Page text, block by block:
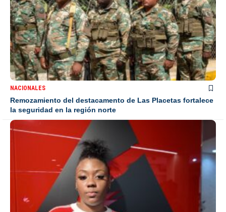
NACIONALES
Remozamiento del destacamento de Las Placetas fortalece
la seguridad en la región norte